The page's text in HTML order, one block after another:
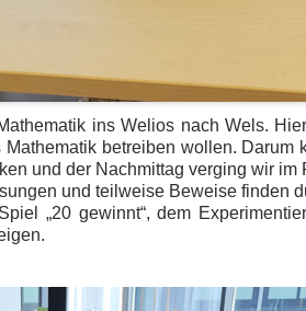
ins Welios nach Wels.
betreiben wollen.
und der Nachmittag verging wir im
und teilweise Beweise finden
„20 gewinnt“, dem